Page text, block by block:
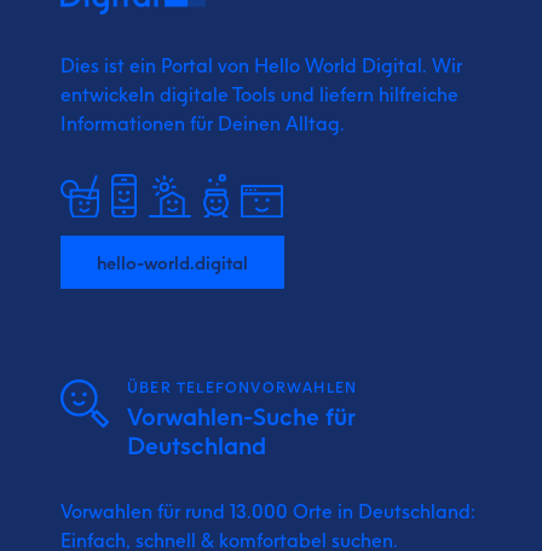
Dies ist ein Portal von Hello World Digital. Wir
entwickeln digitale Tools und liefern hilfreiche
Informationen für Deinen Alltag.
hello-world.digital
ÜBER TELEFONVORWAHLEN
Vorwahlen-Suche für
Deutschland
Vorwahlen für rund 13.000 Orte in Deutschland:
Einfach, schnell & komfortabel suchen.